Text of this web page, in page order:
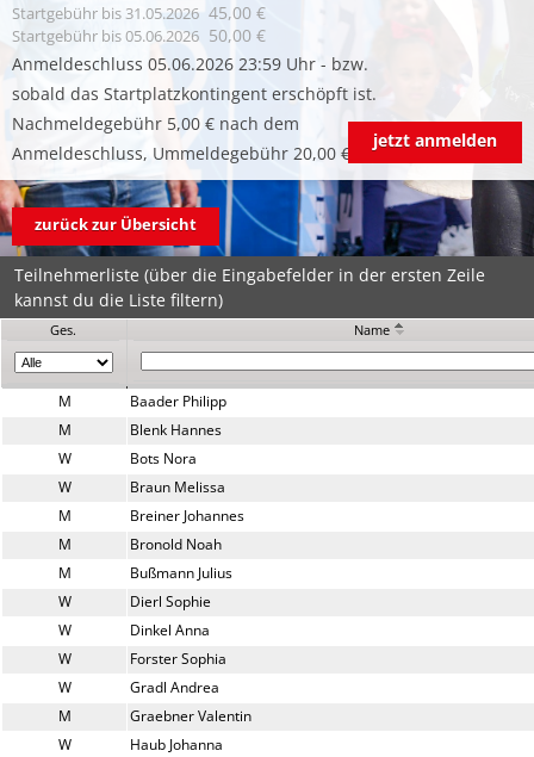
Startgebühr bis 31.05.2026 45,00 €
Startgebühr bis 05.06.2026 50,00 €
Anmeldeschluss 05.06.2026 23:59 Uhr - bzw.
sobald das Startplatzkontingent erschöpft ist.
Nachmeldegebühr 5,00 € nach dem
Anmeldeschluss, Ummeldegebühr 20,00 €.
jetzt anmelden
zurück zur Übersicht
Teilnehmerliste (über die Eingabefelder in der ersten Zeile
kannst du die Liste filtern)
Ges. Name
M
Baader Philipp
M
Blenk Hannes
W
Bots Nora
W
Braun Melissa
M
Breiner Johannes
M
Bronold Noah
M
Bußmann Julius
W
Dierl Sophie
W
Dinkel Anna
W
Forster Sophia
W
Gradl Andrea
M
Graebner Valentin
W
Haub Johanna